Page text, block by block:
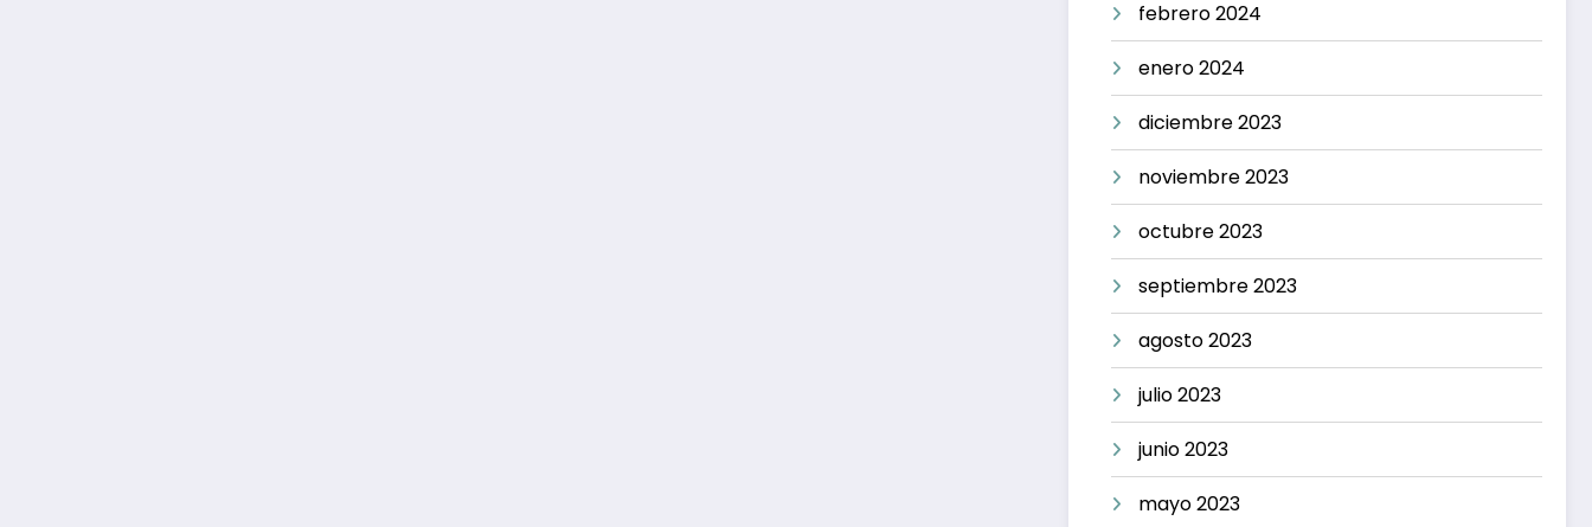
febrero 2024
enero 2024
diciembre 2023
noviembre 2023
octubre 2023
septiembre 2023
agosto 2023
julio 2023
junio 2023
mayo 2023